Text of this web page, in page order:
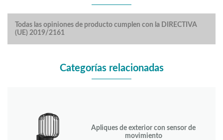
Todas las opiniones de producto cumplen con la DIRECTIVA
(UE) 2019/2161
Categorías relacionadas
Apliques de exterior con sensor de
movimiento